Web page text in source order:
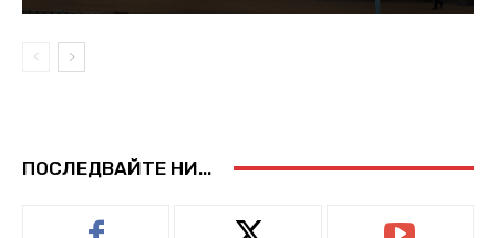
ПОСЛЕДВАЙТЕ НИ...